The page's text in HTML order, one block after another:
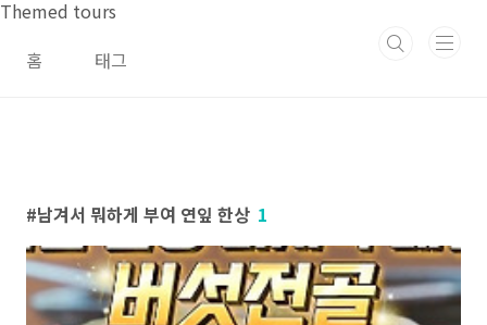
본문 바로가기
Themed tours
홈
태그
남겨서 뭐하게 부여 연잎 한상 1